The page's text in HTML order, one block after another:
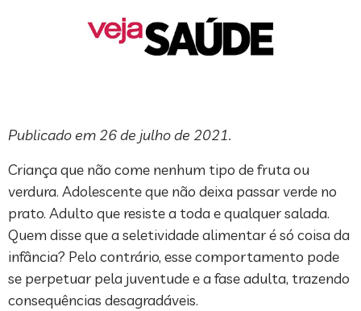
Publicado em 26 de julho de 2021.
Criança que não come nenhum tipo de fruta ou
verdura. Adolescente que não deixa passar verde no
prato. Adulto que resiste a toda e qualquer salada.
Quem disse que a seletividade alimentar é só coisa da
infância? Pelo contrário, esse comportamento pode
se perpetuar pela juventude e a fase adulta, trazendo
consequências desagradáveis.